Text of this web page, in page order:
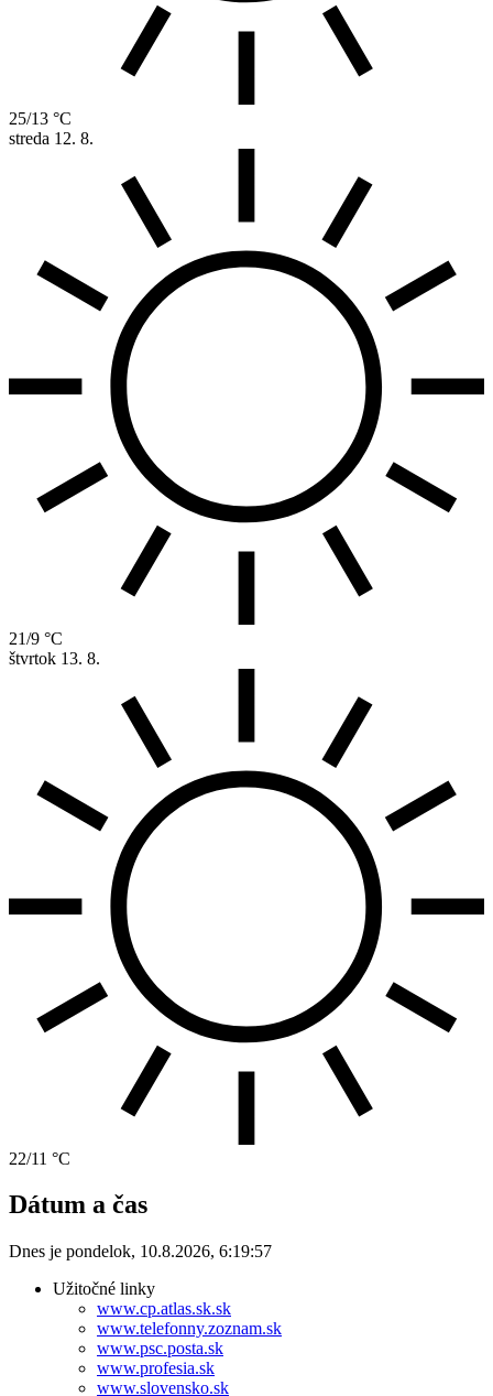
25/13 °C
streda 12. 8.
21/9 °C
štvrtok 13. 8.
22/11 °C
Dátum a čas
Dnes je pondelok, 10.8.2026, 6:19:57
Užitočné linky
www.cp.atlas.sk.sk
www.telefonny.zoznam.sk
www.psc.posta.sk
www.profesia.sk
www.slovensko.sk